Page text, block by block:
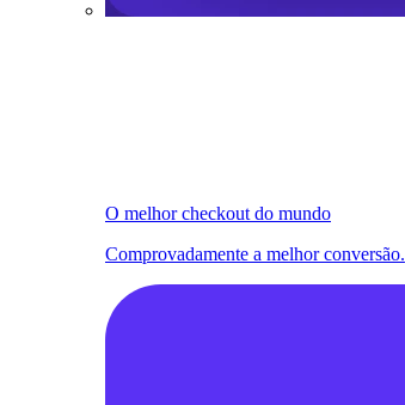
O melhor checkout do mundo
Comprovadamente a melhor conversão.